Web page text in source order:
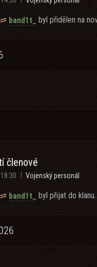
band1t_ byl přidělen na
členové
Vojenský personál
band1t_ byl přijat do klanu.